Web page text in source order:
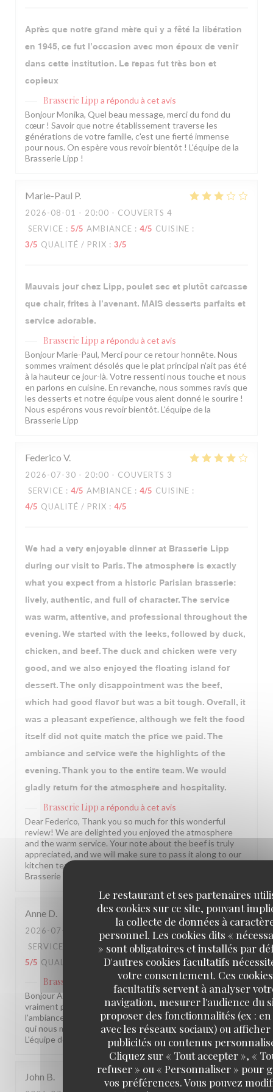
Le restaurant et ses partenaires
des cookies sur ce site, pouvant
la collecte de données à
personnel. Les cookies dits «
» sont obligatoires et installés par
D'autres cookies facultatifs
votre consentement. Ces cookies
facultatifs servent à analyser
navigation, mesurer l'audience du
proposer des fonctionnalités (ex :
avec les réseaux sociaux) ou afficher
publicités ou contenus
Cliquez sur « Tout accepter », «
refuser » ou « Personnaliser » pour
vos préférences. Vous pouvez
Après que notre grand mère qui y a fêté la libération
en 1945, ce fut l’occasion avec mon époux de venir
dans cette institution. Le repas fut très bon et
copieux
Brasserie Lipp a répondu à cet avis
Bonjour Monika, Quel beau message, merci du fond du
cœur ! Savoir que notre établissement traverse les
générations de votre famille, c'est une fierté immense
pour nous. On espère vous revoir bientôt ! L'équipe de la
Brasserie Lipp !
Marie-Paul P
2026-08-01 - 20:00 - COUVERTS 4
SERVICE : 5/5 AMBIANCE : 4/5 CUISINE :
3/5 QUALITÉ / PRIX : 3/5
Mauvais jour chez Lipp, poulet sec et plutôt carcasse
que chair, frites à l’avenant. MAIS desserts parfaits et
service adorable.
Brasserie Lipp a répondu à cet avis
Bonjour Marie-Paul, Merci pour ce retour honnête. Nous
sommes vraiment désolés que le plat principal n'ait pas été
à la hauteur ce jour-là. Votre ressenti nous touche et nous
en parlons en cuisine. En revanche, nous sommes ravis que
les desserts et notre équipe vous aient donné le sourire !
Nous espérons vous revoir bientôt. L'équipe de la
Brasserie Lipp
Federico V
2026-07-30 - 20:00 - COUVERTS 3
SERVICE : 4/5 AMBIANCE : 4/5 CUISINE :
4/5 QUALITÉ / PRIX : 4/5
We had a very enjoyable dinner at Brasserie Lipp
during our visit to Paris. The atmosphere is exactly
what you expect from a historic Parisian brasserie:
lively, authentic, and full of character. The service
was warm, attentive, and professional throughout the
evening. We started with the leeks, followed by duck,
chicken, and beef. The duck and chicken were very
good, and we also enjoyed the floating island for
dessert. The only disappointment was the beef,
which had good flavor but was a bit tough. Overall, it
was a pleasant experience, although we felt the food
itself did not quite match the price we paid. The
ambiance and service were the highlights of the
evening. Thank you to the entire team. We would
gladly return for the atmosphere and hospitality.
Brasserie Lipp a répondu à cet avis
Dear Federico, Thank you so much for this wonderful
review! We are delighted you enjoyed the atmosphere
and the warm service. Your note about the beef is truly
appreciated, and we will make sure to pass it along to our
kitchen team. We hope to welcome you back soon! The
Brasserie Lipp team!
Anne D
2026-07-28
- 20:30 - COUVERTS 12
SERVICE
AMBIANCE: 5/5 CUISINE:
5/5 QUALITÉ / PRIX: 4/5
Brasserie Lipp
a répondu à cet avis
Bonjour Anne, Merci pour ce beau retour, ça nous fait
vraiment plaisir ! Savoir que le service, la cuisine et
l'ambiance vous ont autant séduite, c'est exactement ce
qui nous motive chaque jour. À très bientôt chez nous !
L'équipe de la Brasserie Lipp !
John B